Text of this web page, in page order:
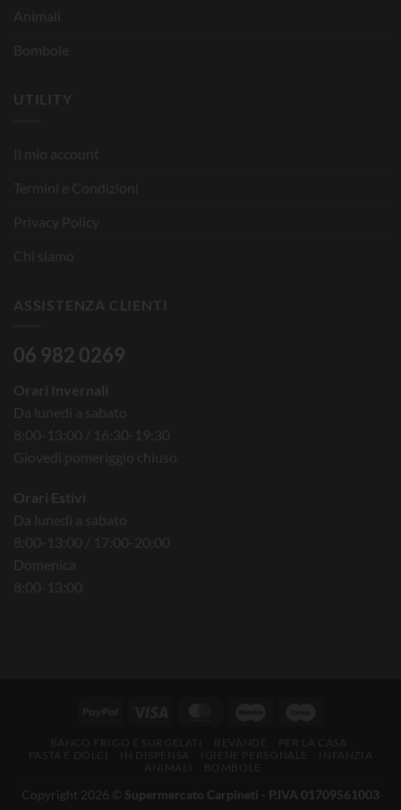
Animali
Bombole
UTILITY
Il mio account
Termini e Condizioni
Privacy Policy
Chi siamo
ASSISTENZA CLIENTI
06 982 0269
Orari Invernali
Da lunedì a sabato
8:00-13:00 / 16:30-19:30
Giovedì pomeriggio chiuso
Orari Estivi
Da lunedì a sabato
8:00-13:00 / 17:00-20:00
Domenica
8:00-13:00
Copyright 2026 © Supermercato Carpineti - P.IVA 01709561003